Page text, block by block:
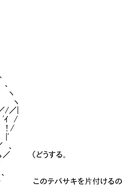
|
/
! /
|'
うする。
を片付けるのはそう難